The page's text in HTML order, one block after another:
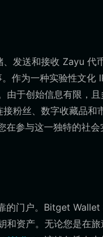
发送和接收 Zayu
作为一种实验性文
由于创始信息有限，
粉丝、数字收藏品
参与这一独特的社会
的门户。Bitget
和资产。无论您是在